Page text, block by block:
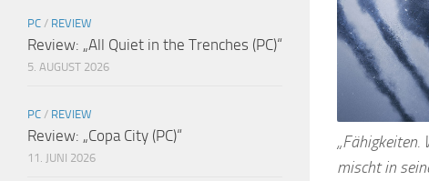
„Fähigkeiten.
mischt in
PC / REVIEW
Review: „All Quiet in the Trenches (PC)“
5. AUGUST 2026
PC / REVIEW
Review: „Copa City (PC)“
11. JUNI 2026